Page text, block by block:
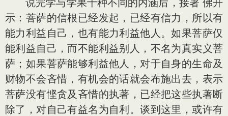
说完学与学果十种不同的内涵后，接著 佛开
示：菩萨的信根已经发起，已经有信力，所以有
能力利益自己，也有能力利益他人。如果菩萨仅
能利益自己，而不能利益别人，不名为真实义菩
萨；如果菩萨能够利益他人，对于自身的生命及
财物不会吝惜，有机会的话就会布施出去，表示
菩萨没有悭贪及吝惜的执著，已经把这些执著断
除了，对自己有益名为自利。谈到这里，或许有